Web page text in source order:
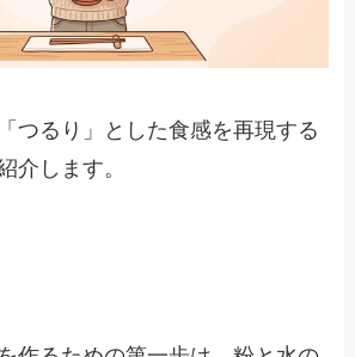
つるり」とした食感を再現する
介します。